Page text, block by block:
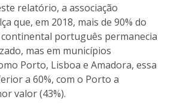
relatório, a associação
que, em 2018, mais de 90% do
português permanecia
mas em municípios
Porto, Lisboa e Amadora, essa
a 60%, com o Porto a
valor (43%).